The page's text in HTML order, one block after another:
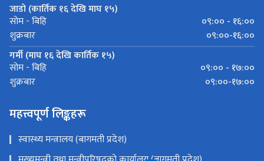
जाडो (कार्तिक १६ देखि माघ १५)
सोम - बिहि
०९:०० - १६:००
शुक्रबार
०९:००-१६:००
गर्मी (माघ १६ देखि कार्तिक १५)
सोम - बिहि
०९:०० - १७:००
शुक्रबार
०९:००-१७:००
महत्त्वपूर्ण लिङ्कहरू
स्वास्थ्य मन्त्रालय (बागमती प्रदेश)